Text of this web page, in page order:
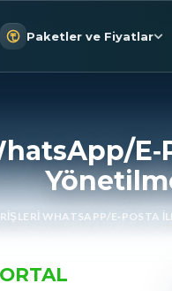
Paketler ve Fiyatlar
WHATSAPP/E‑POSTA